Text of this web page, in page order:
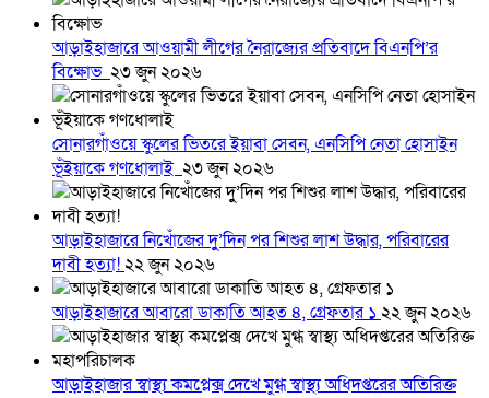
আড়াইহাজারে আওয়ামী লীগের নৈরাজ্যের প্রতিবাদে বিএনপি’র
বিক্ষোভ ২৩ জুন ২০২৬
সোনারগাঁওয়ে স্কুলের ভিতরে ইয়াবা সেবন, এনসিপি নেতা হোসাইন
ভূঁইয়াকে গণধোলাই ২৩ জুন ২০২৬
আড়াইহাজারে নিখোঁজের দুু’দিন পর শিশুর লাশ উদ্ধার, পরিবারের
দাবী হত্যা!২২ জুন ২০২৬
আড়াইহাজারে আবারো ডাকাতি আহত ৪, গ্রেফতার ১ ২২ জুন ২০২৬
আড়াইহাজার স্বাস্থ্য কমপ্লেক্স দেখে মুগ্ধ স্বাস্থ্য অধিদপ্তরের অতিরিক্ত